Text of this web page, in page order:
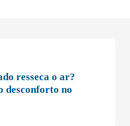
resseca o ar?
desconforto no